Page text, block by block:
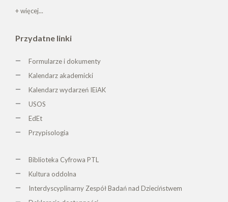
+ więcej...
Przydatne linki
Formularze i dokumenty
Kalendarz akademicki
Kalendarz wydarzeń IEiAK
USOS
EdEt
Przypisologia
Biblioteka Cyfrowa PTL
Kultura oddolna
Interdyscyplinarny Zespół Badań nad Dzieciństwem